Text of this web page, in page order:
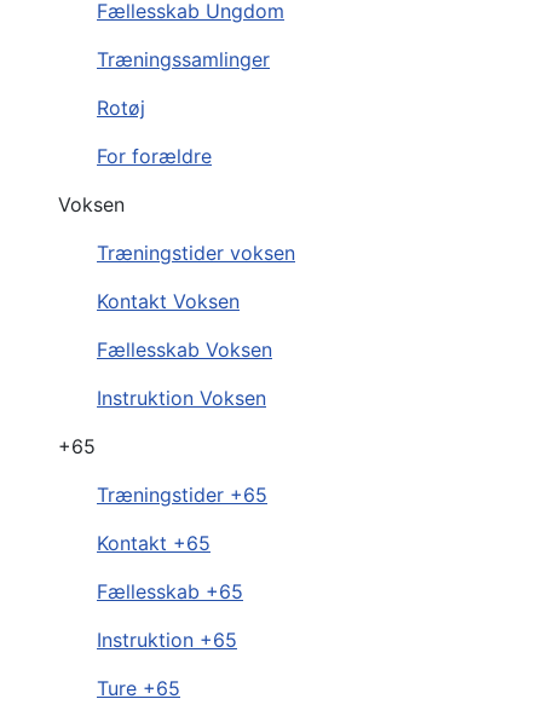
Fællesskab Ungdom
Træningssamlinger
Rotøj
For forældre
Voksen
Træningstider voksen
Kontakt Voksen
Fællesskab Voksen
Instruktion Voksen
+65
Træningstider +65
Kontakt +65
Fællesskab +65
Instruktion +65
Ture +65